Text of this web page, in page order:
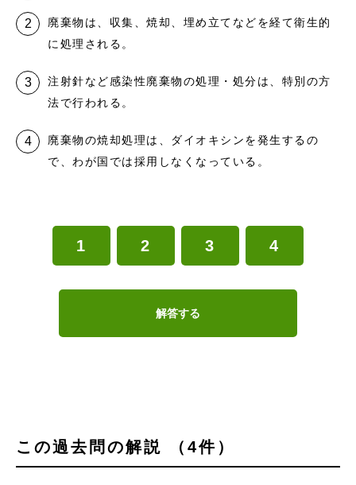
廃棄物は、収集、焼却、埋め立てなどを経て衛生的
に処理される。
注射針など感染性廃棄物の処理・処分は、特別の方
法で行われる。
廃棄物の焼却処理は、ダイオキシンを発生するの
で、わが国では採用しなくなっている。
1 2 3 4
解答する
この過去問の解説 （4件）